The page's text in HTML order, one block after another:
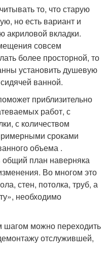
то, что старую
но есть вариант и
акриловой вкладки.
совсем
более просторной, то
установить душевую
ванной.
приблизительно
работ, с
с количеством
сроками
объема .
общий план наверняка
Во многом это
стен, потолка, труб, а
необходимо
можно переходить
отслужившей,